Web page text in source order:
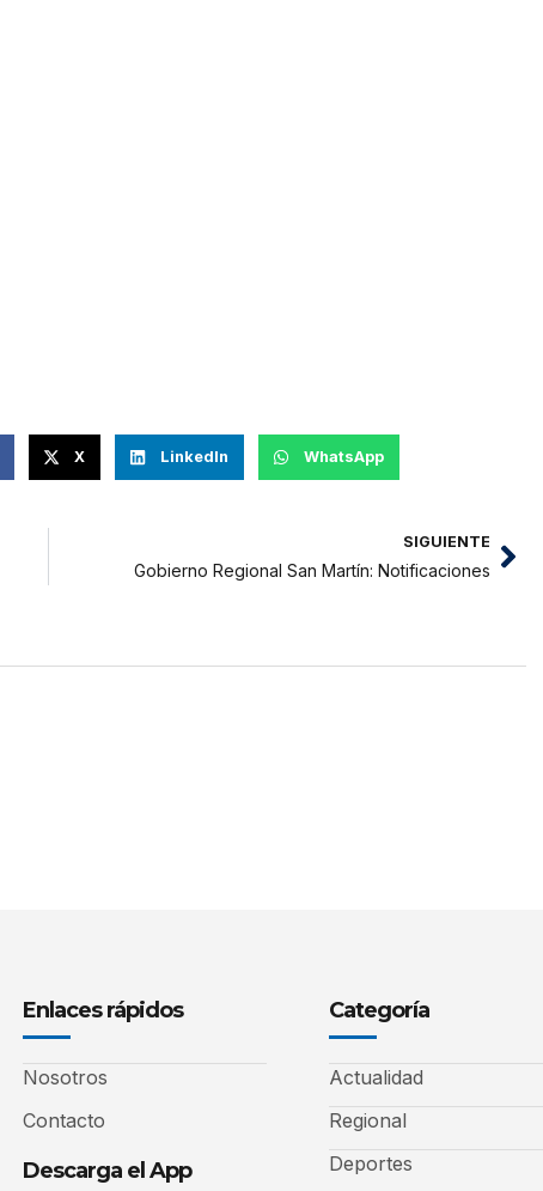
X LinkedIn WhatsApp
SIGUIENTE
Gobierno Regional San Martín: Notificaciones
Enlaces rápidos
Nosotros
Contacto
Descarga el App
Categoría
Actualidad
Regional
Deportes